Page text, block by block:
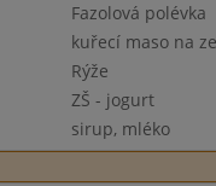
Fazolová polévka
kuřecí maso na
Rýže
ZŠ - jogurt
sirup, mléko